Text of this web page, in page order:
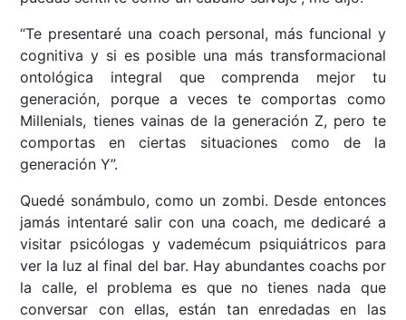
“Te presentaré una coach personal, más funcional y
cognitiva y si es posible una más transformacional
ontológica integral que comprenda mejor tu
generación, porque a veces te comportas como
Millenials, tienes vainas de la generación Z, pero te
comportas en ciertas situaciones como de la
generación Y”.
Quedé sonámbulo, como un zombi. Desde entonces
jamás intentaré salir con una coach, me dedicaré a
visitar psicólogas y vademécum psiquiátricos para
ver la luz al final del bar. Hay abundantes coachs por
la calle, el problema es que no tienes nada que
conversar con ellas, están tan enredadas en las